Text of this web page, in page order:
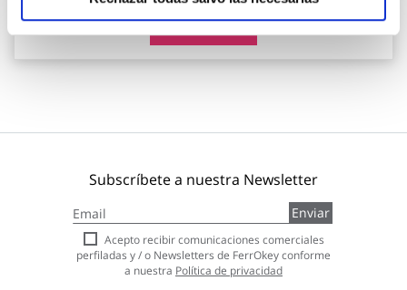
Subscríbete a nuestra Newsletter
a
nuestro
boletín
de
Enviar
Acepto recibir comunicaciones comerciales
perfiladas y / o Newsletters de FerrOkey conforme
a nuestra Política de privacidad